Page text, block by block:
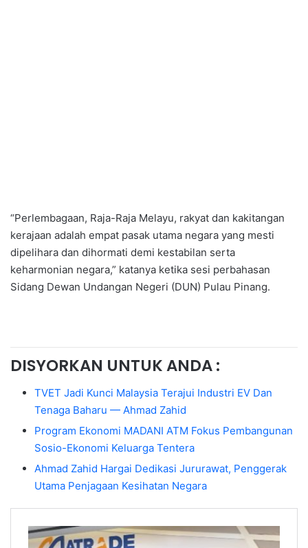
“Perlembagaan, Raja-Raja Melayu, rakyat dan kakitangan
kerajaan adalah empat pasak utama negara yang mesti
dipelihara dan dihormati demi kestabilan serta
keharmonian negara,” katanya ketika sesi perbahasan
Sidang Dewan Undangan Negeri (DUN) Pulau Pinang.
DISYORKAN UNTUK ANDA :
TVET Jadi Kunci Malaysia Terajui Industri EV Dan
Tenaga Baharu — Ahmad Zahid
Program Ekonomi MADANI ATM Fokus Pembangunan
Sosio-Ekonomi Keluarga Tentera
Ahmad Zahid Hargai Dedikasi Jururawat, Penggerak
Utama Penjagaan Kesihatan Negara